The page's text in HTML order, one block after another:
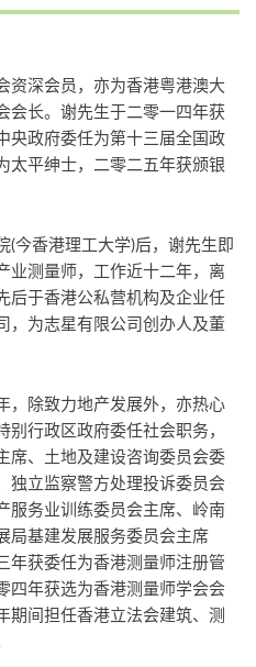
资深会员，亦为香港粤港澳大
会长。谢先生于二零一四年获
央政府委任为第十三届全国政
太平绅士，二零二五年获颁银
(今香港理工大学)后，谢先生即
业测量师，工作近十二年，离
后于香港公私营机构及企业任
，为志星有限公司创办人及董
，除致力地产发展外，亦热心
行政区政府委任社会职务，
席、土地及建设咨询委员会委
独立监察警方处理投诉委员会
服务业训练委员会主席、岭南
局基建发展服务委员会主席
年获委任为香港测量师注册管
四年获选为香港测量师学会会
期间担任香港立法会建筑、测